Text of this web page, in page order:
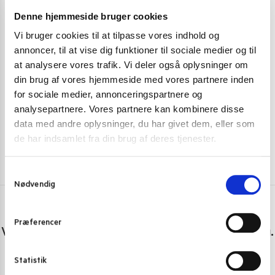
Denne hjemmeside bruger cookies
Vi bruger cookies til at tilpasse vores indhold og
annoncer, til at vise dig funktioner til sociale medier og til
at analysere vores trafik. Vi deler også oplysninger om
din brug af vores hjemmeside med vores partnere inden
for sociale medier, annonceringspartnere og
analysepartnere. Vores partnere kan kombinere disse
data med andre oplysninger, du har givet dem, eller som
de har indsamlet fra din brug af deres tjenester.
y
Nødvendig
Præferencer
Statistik
Spisepindeholder 1 stk. kattemønstre 5 cm.
13,00kr.
Skriv mig op
8,00
Har du spørgsmål eller brug for hjælp?
Vi er lige her. Kundeservice sidder klar til at hjælpe dig.